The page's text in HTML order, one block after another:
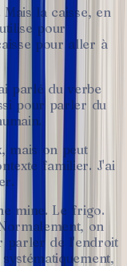
Mais la caisse, en
utilise pour
pour aller à
parlé du verbe
pour parler du
mais on peut
familier. J'ai
mine. Le frigo.
on
parler de l'endroit
systématiquement,